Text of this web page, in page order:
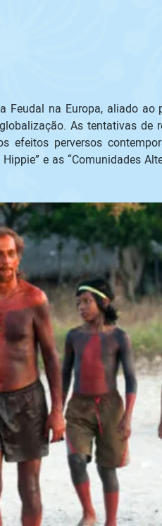
na Europa, aliado ao
As tentativas de
efeitos perversos
e as “Comunidades